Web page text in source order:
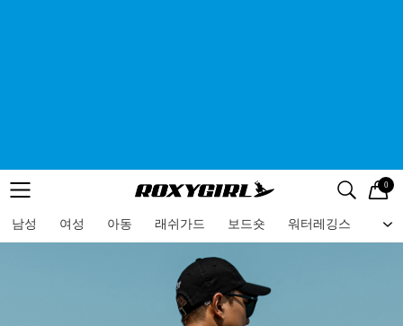
메뉴 검색
로고 0
남성 여성 아동 래쉬가드 보드숏 워터레깅스 비
메뉴